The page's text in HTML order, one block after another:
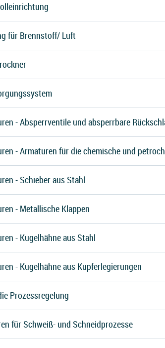
für Brennstoff/ Luft
- Absperrventile und absperrbare
- Armaturen für die chemische und
- Schieber aus Stahl
- Metallische Klappen
- Kugelhähne aus Stahl
- Kugelhähne aus Kupferlegierungen
Prozessregelung
für Schweiß- und Schneidprozesse